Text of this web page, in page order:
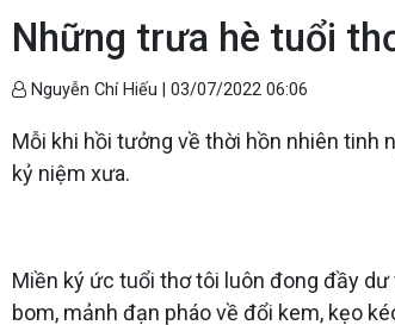
Những trưa hè tuổi
Nguyễn Chí Hiếu | 03/07/2022 06:06
Mỗi khi hồi tưởng về thời hồn nhiên tinh
kỷ niệm xưa.
Miền ký ức tuổi thơ tôi luôn đong đầy
bom, mảnh đạn pháo về đổi kem, kẹo